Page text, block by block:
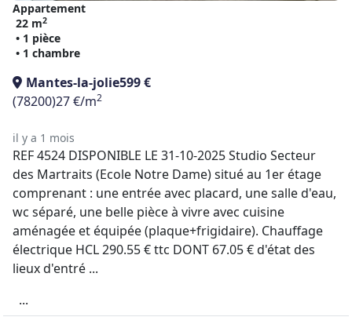
Appartement
22 m2
• 1 pièce
• 1 chambre
Mantes-la-jolie599 €
(78200)27 €/m2
il y a 1 mois
REF 4524 DISPONIBLE LE 31-10-2025 Studio Secteur
des Martraits (Ecole Notre Dame) situé au 1er étage
comprenant : une entrée avec placard, une salle d'eau,
wc séparé, une belle pièce à vivre avec cuisine
aménagée et équipée (plaque+frigidaire). Chauffage
électrique HCL 290.55 € ttc DONT 67.05 € d'état des
lieux d'entré ...
...